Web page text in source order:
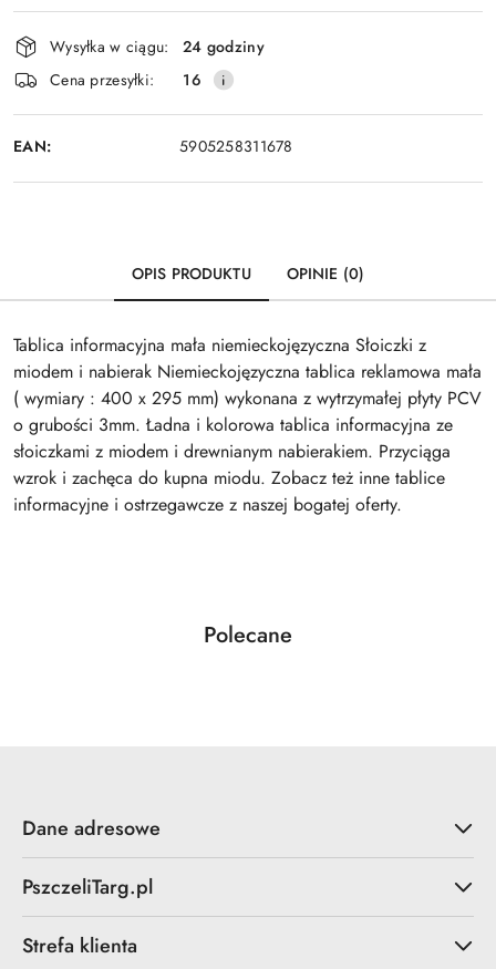
Wyślij
Dostępność
i
dostawa
Wysyłka w ciągu:
24 godziny
Cena przesyłki:
16
EAN: 5905258311678
OPIS PRODUKTU OPINIE (0)
Tablica informacyjna mała niemieckojęzyczna Słoiczki z
miodem i nabierak Niemieckojęzyczna tablica reklamowa mała
( wymiary : 400 x 295 mm) wykonana z wytrzymałej płyty PCV
o grubości 3mm. Ładna i kolorowa tablica informacyjna ze
słoiczkami z miodem i drewnianym nabierakiem. Przyciąga
wzrok i zachęca do kupna miodu. Zobacz też inne tablice
informacyjne i ostrzegawcze z naszej bogatej oferty.
Pomiń karuzelę produktów
Produkty
Polecane
Dane adresowe
PszczeliTarg.pl
Strefa klienta